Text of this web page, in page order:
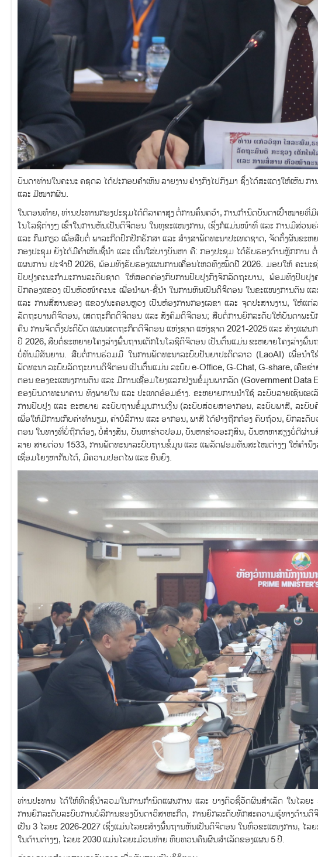
ບັນດາທ່ານໃນຄະນະ ຄຊດລ ໄດ້ປະກອບຄຳເຫັນ ລາຍງານ ຢ່າງກົງໄປກົງມາ ຊຶ່ງໄດ້ສະແດງໃຫ້ເຫັນ
ແລະ ມີໝາກຜົນ.
ໃນຕອນທ້າຍ, ທ່ານປະທານກອງປະຊຸມໄດ້ຕີລາຄາສູງ ຕໍ່ການຄົ້ນຄວ້າ, ການກຳນົດບັນດາເປົ້າໝາຍທີ່
ໂນໂລຊີຕ່າງໆ ເຂົ້າໃນການຫັນເປັນດິຈິຕອນ ໃນທຸຂະແໜງການ, ເຊິ່ງກໍແມ່ນໜ້າທີ່ ແລະ ການມີສ່
ແລະ ກົມກຽວ ເພື່ອສືບຕໍ່ ພາລະກິດປົກປັກຮັກສາ ແລະ ສ້າງສາພັດທະນາປະເທດຊາດ, ຈັດຕັ້ງຜັນຂ
ກອງປະຊຸມ ຍັງໄດ້ມີຄຳເຫັນຊີ້ນຳ ແລະ ເນັ້ນໃສ່ບາງບັນຫາ ຄື: ກອງປະຊຸມ ໄດ້ຮັບຮອງດ້ານຫຼັກກາ
ແຜນການ ປະຈຳປີ 2026, ພ້ອມທັງຮັບຮອງແຜນການເຄື່ອນໄຫວທົງໝົດປີ 2026. ມອບໃຫ້ ຄະນ
ປັບປຸງຄະນະກຳມະການລະດັບຊາດ ໃຫ້ສອດຄ່ອງກັບການປັບປຸງກົງຈັກລັດຖະບານ, ພ້ອມທັງປັບ
ປົກຄອງແຂວງ ເປັນຫົວໜ້າຄະນະ ເພື່ອນໍາພາ-ຊີ້ນໍາ ໃນການຫັນເປັນດິຈິຕອນ ໃນຂະແໜງການຕົນ
ແລະ ການສື່ສານຂອງ ແຂວງ/ນະຄອນຫຼວງ ເປັນຫ້ອງການກອງເລຂາ ແລະ ຈຸດປະສານງານ, ໃຫ້
ລັດຖະບານດິຈິຕອນ, ເສດຖະກິດດິຈິຕອນ ແລະ ສັງຄົມດິຈິຕອນ; ສືບຕໍ່ການຍົກລະດັບໃຫ້ບັນດາພ
ຄືນ ການຈັດຕັ້ງປະຕິບັດ ແຜນເສດຖະກິດດິຈິຕອນ ແຫ່ງຊາດ ແຫ່ງຊາດ 2021-2025 ແລະ ສ້າງແຜ
ປີ 2026, ສືບຕໍ່ຂະຫຍາຍໂຄງລ່າງພື້ນຖານເຕັກໂນໂລຊີດິຈິຕອນ ເປັນຕົ້ນແມ່ນ ຂະຫຍາຍໂຄງລ່າງພື້
ບໍ່ທັນມີສັນຍານ. ສືບຕໍ່ການຮ່ວມມື ໃນການພັດທະນາລະບົບປັນຍາປະດິດລາວ (LaoAI) ເພື່ອນ
ພັດທະນາ ລະບົບລັດຖະບານດິຈິຕອນ ເປັນຕົ້ນແມ່ນ ລະບົບ e-Office, G-Chat, G-share, ເຄືອ
ຕອນ ຂອງຂະແໜງການຕົນ ແລະ ມີການເຊື່ອມໂຍງແລກປ່ຽນຂໍ້ມູນພາກລັດ (Government Data
ຂອງບັນດາທະນາຄານ ທັງພາຍໃນ ແລະ ປະເທດອ້ອມຂ້າງ. ຂະຫຍາຍການນໍາໃຊ້ ລະບົບລາຍເຊັນເ
ການປັບປຸງ ແລະ ຂະຫຍາຍ ລະບົບຖານຂໍ້ມູນການເງິນ (ລະບົບສ່ວຍສາອາກອນ, ລະບົບພາສີ, ລະ
ເພື່ອໃຫ້ມີການເກັບຄ່າທຳນຽມ, ຄ່າບໍລິການ ແລະ ອາກອນ, ພາສີ ໄດ້ຢ່າງຖືກຕ້ອງ ຄົບຖ້ວນ, ຍົກລະດັ
ຕອນ ໃນທາງທີ່ບໍ່ຖືກຕ້ອງ, ບໍ່ສ້າງສັນ, ບັນຫາຂ່າວປອມ, ບັນຫາຂ່າວອະກຸສົນ, ບັນຫາຫາສຽງບໍ່ດີຜ່
ລາຍ ສາຍດ່ວນ 1533, ການພັດທະນາລະບົບຖານຂໍ້ມູນ ແລະ ແພລັດຟອມທັນສະໄໝຕ່າງໆ ໃຫ້ຄຳນຶ
ເຊື່ອມໂຍງຫາກັນໄດ້, ມີຄວາມປອດໄພ ແລະ ຍືນຍົງ.
ທ່ານປະທານ ໄດ້ໃຫ້ທິດຊີ້ນຳລວມໃນການກຳນົດແຜນການ ແລະ ບາງຕົວຊີ້ວັດຜົນສຳເລັດ ໃນໄລຍ
ການຍົກລະດັບລະບົບການບໍລິການຂອງບັນດາວິສາຫະກິດ, ການຍົກລະດັບທັກສະຄວາມຮູ້ທາງດ້າ
ເປັນ 3 ໄລຍະ 2026-2027 ເຊິ່ງແມ່ນໄລຍະສ້າງພື້ນຖານຫັນເປັນດິຈິຕອນ ໃນທົ່ວຂະແໜງການ, ໄ
ໃນດ້ານຕ່າງໆ, ໄລຍະ 2030 ແມ່ນໄລຍະມ້ວນທ້າຍ ທົບທວນຄືນຜົນສຳເລັດຂອງແຜນ 5 ປີ.